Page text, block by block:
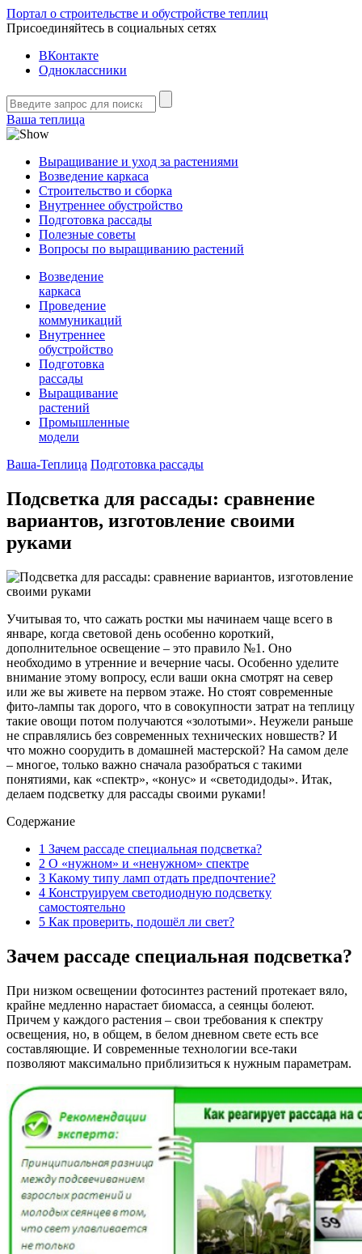
Портал о строительстве и обустройстве теплиц
Присоединяйтесь в социальных сетях
ВКонтакте
Одноклассники
Ваша теплица
Выращивание и уход за растениями
Возведение каркаса
Строительство и сборка
Внутреннее обустройство
Подготовка рассады
Полезные советы
Вопросы по выращиванию растений
Возведение
каркаса
Проведение
коммуникаций
Внутреннее
обустройство
Подготовка
рассады
Выращивание
растений
Промышленные
модели
Ваша-Теплица Подготовка рассады
Подсветка для рассады: сравнение
вариантов, изготовление своими
руками
Учитывая то, что сажать ростки мы начинаем чаще всего в
январе, когда световой день особенно короткий,
дополнительное освещение – это правило №1. Оно
необходимо в утренние и вечерние часы. Особенно уделите
внимание этому вопросу, если ваши окна смотрят на север
или же вы живете на первом этаже. Но стоят современные
фито-лампы так дорого, что в совокупности затрат на теплицу
такие овощи потом получаются «золотыми». Неужели раньше
не справлялись без современных технических новшеств? И
что можно соорудить в домашней мастерской? На самом деле
– многое, только важно сначала разобраться с такими
понятиями, как «спектр», «конус» и «светодидоды». Итак,
делаем подсветку для рассады своими руками!
Содержание
1 Зачем рассаде специальная подсветка?
2 О «нужном» и «ненужном» спектре
3 Какому типу ламп отдать предпочтение?
4 Конструируем светодиодную подсветку
самостоятельно
5 Как проверить, подошёл ли свет?
Зачем рассаде специальная подсветка?
При низком освещении фотосинтез растений протекает вяло,
крайне медленно нарастает биомасса, а сеянцы болеют.
Причем у каждого растения – свои требования к спектру
освещения, но, в общем, в белом дневном свете есть все
составляющие. И современные технологии все-таки
позволяют максимально приблизиться к нужным параметрам.